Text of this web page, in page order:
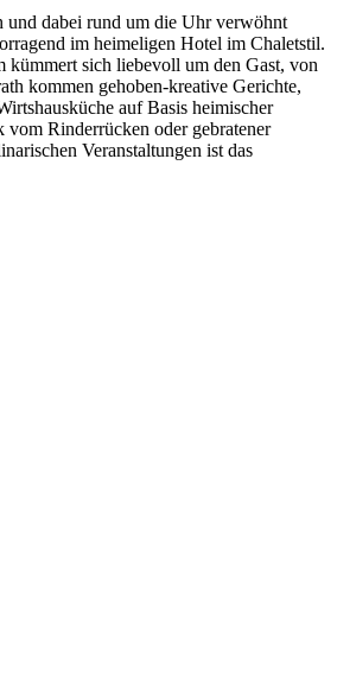
und dabei rund um die Uhr verwöhnt
im heimeligen Hotel im Chaletstil.
kümmert sich liebevoll um den Gast, von
kommen gehoben-kreative Gerichte,
auf Basis heimischer
vom Rinderrücken oder gebratener
Veranstaltungen ist das